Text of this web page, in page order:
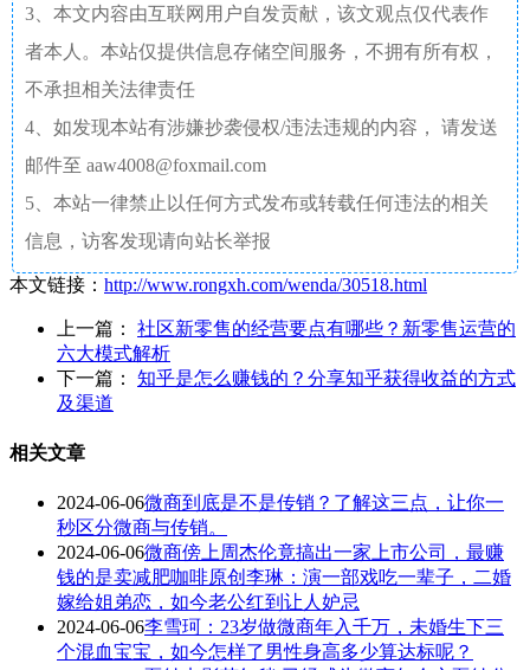
3、本文内容由互联网用户自发贡献，该文观点仅代表作
者本人。本站仅提供信息存储空间服务，不拥有所有权，
不承担相关法律责任
4、如发现本站有涉嫌抄袭侵权/违法违规的内容， 请发送
邮件至 aaw4008@foxmail.com
5、本站一律禁止以任何方式发布或转载任何违法的相关
信息，访客发现请向站长举报
本文链接： http://www.rongxh.com/wenda/30518.html
上一篇： 社区新零售的经营要点有哪些？新零售运营的
六大模式解析
下一篇： 知乎是怎么赚钱的？分享知乎获得收益的方式
及渠道
相关文章
2024-06-06微商到底是不是传销？了解这三点，让你一
秒区分微商与传销。
2024-06-06微商傍上周杰伦竟搞出一家上市公司，最赚
钱的是卖减肥咖啡原创李琳：演一部戏吃一辈子，二婚
嫁给姐弟恋，如今老公红到让人妒忌
2024-06-06李雪珂：23岁做微商年入千万，未婚生下三
个混血宝宝，如今怎样了男性身高多少算达标呢？